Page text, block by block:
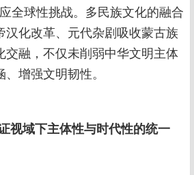
全球性挑战。多民族文化的融合
汉化改革、元代杂剧吸收蒙古族
交融，不仅未削弱中华文明主体
增强文明韧性。
视域下主体性与时代性的统一